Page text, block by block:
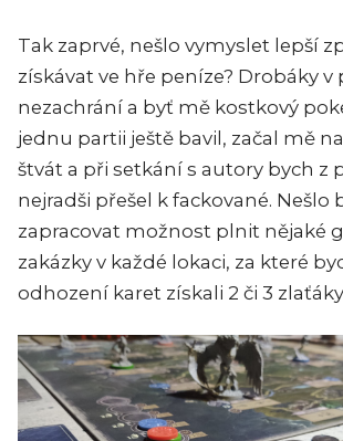
Tak zaprvé, nešlo vymyslet lepší
získávat ve hře peníze? Drobáky v
nezachrání a byť mě kostkový
jednu partii ještě bavil, začal mě
štvát a při setkání s autory bych z
nejradši přešel k fackované. Nešlo
zapracovat možnost plnit nějaké
zakázky v každé lokaci, za které
odhození karet získali 2 či 3